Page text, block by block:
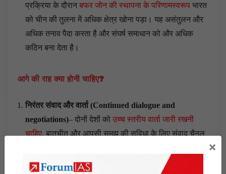
प्रक्रिया के दौरान बफर जोन की स्थापना के परिणामस्वरूप भारत
को चीन की तुलना में अधिक क्षेत्र खोना पड़ा। यह असंतुलन और
अधिक तनाव पैदा करता है और संघर्ष समाधान को और अधिक
कठिन बना देता है।
आगे की राह क्या होनी चाहिए?
निरंतर संवाद और वार्ता(Continued dialogue and
negotiations)– दोनों देशों को उच्च स्तरीय वार्ता जारी रखनी
चाहिए, बातचीत और आपसी समझ की सुविधा के लिए संवाद चैनल
सैन्य, राजनीतिक और कूटनीतिक बातचीत जारी रखी जानी
×